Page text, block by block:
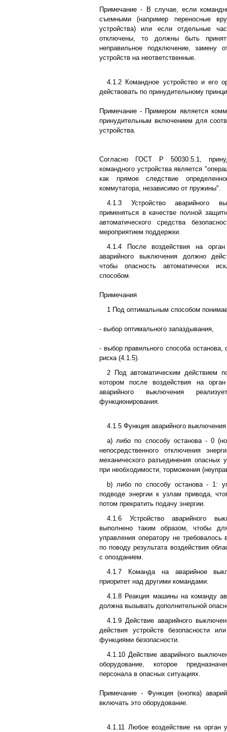
Примечание - В случае, если
съемными (например переносные
устройства) или если отдельные
отключены, то должны быть
неправильное подключение, замену
устройств на неответственные.
4.1.2 Командное устройство и его
действовать по принудительному
Примечание - Примером является
принудительным включением для
устройства.
Согласно ГОСТ Р 50030.5.1,
командного устройства является
как прямое следствие
коммутатора, независимо от пружины".
4.1.3 Устройство аварийного
применяться в качестве полной
автоматического средства
мероприятием поддержки.
4.1.4 После воздействия на орган
аварийного выключения должно
чтобы опасность автоматически
способом.
Примечания
1 Под оптимальным способом
- выбор оптимального запаздывания,
- выбор правильного способа останова,
риска (4.1.5).
2 Под автоматическим действием
котором после воздействия на
аварийного выключения
функционирования.
4.1.5 Функция аварийного
а) либо по способу останова - 0
непосредственного отключения
механического разъединения опасных
при необходимости, торможения
b) либо по способу останова - 1:
подводе энергии к узлам привода,
потом прекратить подачу энергии.
4.1.6 Устройство аварийного
выполнено таким образом, чтобы
управления оператору не
по поводу результата воздействия
с опозданием.
4.1.7 Команда на аварийное
приоритет над другими командами.
4.1.8 Реакция машины на команду
должна вызывать дополнительной
4.1.9 Действие аварийного
действия устройств безопасности
функциями безопасности.
4.1.10 Действие аварийного
оборудование, которое
персонала в опасных ситуациях.
Примечание - Функция (кнопка)
включать это оборудование.
4.1.11 Любое воздействие на орган